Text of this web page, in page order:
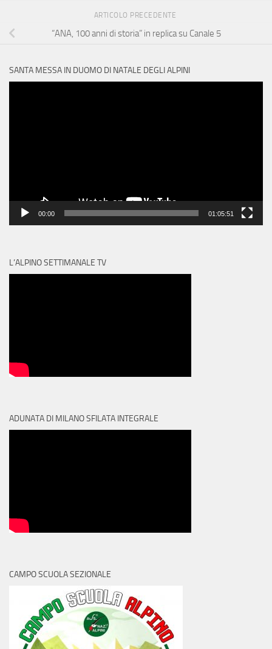
ARTICOLO PRECEDENTE
“ANA, 100 anni di storia” in replica su Canale 5
SANTA MESSA IN DUOMO DI NATALE DEGLI ALPINI
00:00 01:05:51
L’ALPINO SETTIMANALE TV
ADUNATA DI MILANO SFILATA INTEGRALE
CAMPO SCUOLA SEZIONALE